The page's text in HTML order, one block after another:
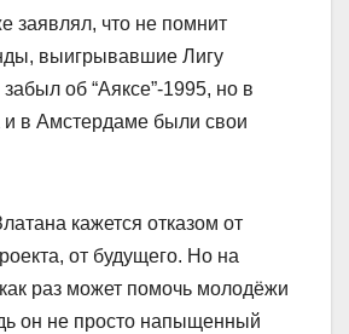
заявлял, что не помнит
выигрывавшие Лигу
об “Аяксе”-1995, но в
в Амстердаме были свои
кажется отказом от
от будущего. Но на
раз может помочь молодёжи
он не просто напыщенный